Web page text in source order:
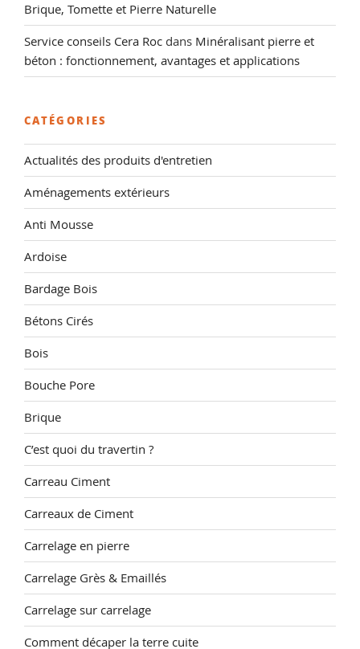
Brique, Tomette et Pierre Naturelle
Service conseils Cera Roc dans Minéralisant pierre et
béton : fonctionnement, avantages et applications
CATÉGORIES
Actualités des produits d'entretien
Aménagements extérieurs
Anti Mousse
Ardoise
Bardage Bois
Bétons Cirés
Bois
Bouche Pore
Brique
C’est quoi du travertin ?
Carreau Ciment
Carreaux de Ciment
Carrelage en pierre
Carrelage Grès & Emaillés
Carrelage sur carrelage
Comment décaper la terre cuite